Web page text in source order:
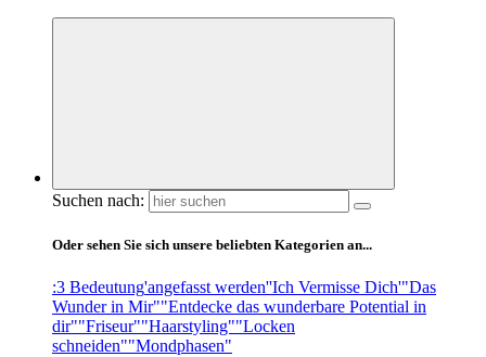
Suchen nach:
Oder sehen Sie sich unsere beliebten Kategorien an...
:3 Bedeutung'angefasst werden''Ich Vermisse Dich'"Das
Wunder in Mir""Entdecke das wunderbare Potential in
dir""Friseur""Haarstyling""Locken
schneiden""Mondphasen"